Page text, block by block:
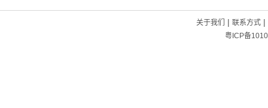
关于我们 | 联系方式|
粤ICP备